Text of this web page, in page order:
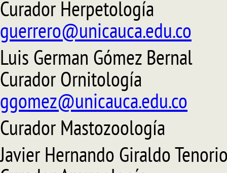
Curador Herpetología
guerrero@unicauca.edu.co
Luis German Gómez Bernal
Curador Ornitología
ggomez@unicauca.edu.co
Curador Mastozoología
Javier Hernando Giraldo